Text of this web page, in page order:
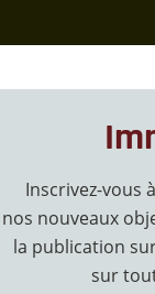
Inscrivez-vous
nos nouveaux
la publication
sur